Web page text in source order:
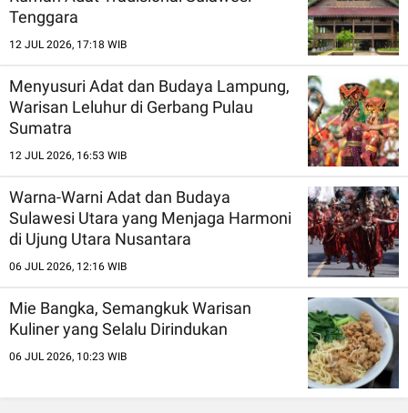
Tenggara
12 JUL 2026, 17:18 WIB
Menyusuri Adat dan Budaya Lampung,
Warisan Leluhur di Gerbang Pulau
Sumatra
12 JUL 2026, 16:53 WIB
Warna-Warni Adat dan Budaya
Sulawesi Utara yang Menjaga Harmoni
di Ujung Utara Nusantara
06 JUL 2026, 12:16 WIB
Mie Bangka, Semangkuk Warisan
Kuliner yang Selalu Dirindukan
06 JUL 2026, 10:23 WIB